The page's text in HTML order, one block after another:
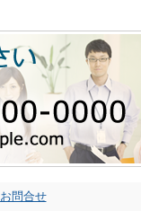
お問合せ